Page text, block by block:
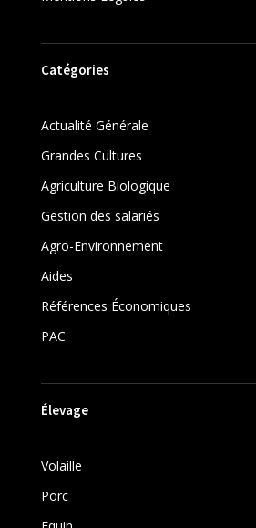
Catégories
Actualité Générale
Grandes Cultures
Agriculture Biologique
Gestion des salariés
Agro-Environnement
Aides
Références Économiques
PAC
Élevage
Volaille
Porc